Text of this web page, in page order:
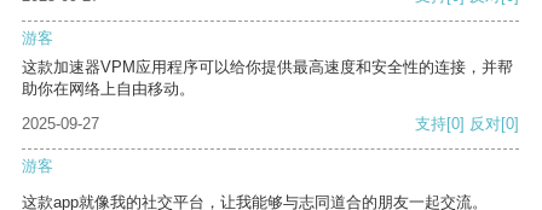
游客
这款加速器VPM应用程序可以给你提供最高速度和安全性的连接，并帮
助你在网络上自由移动。
2025-09-27
支持[0] 反对[0]
游客
这款app就像我的社交平台，让我能够与志同道合的朋友一起交流。